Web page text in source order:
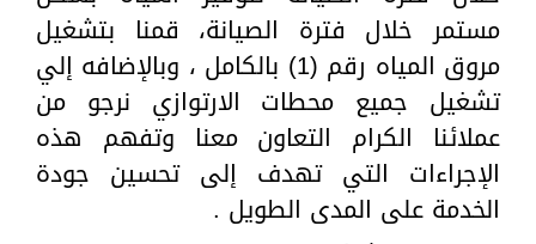
مستمر خلال فترة الصيانة، قمنا بتشغيل
مروق المياه رقم (1) بالكامل ، وبالإضافه إلي
تشغيل جميع محطات الارتوازي نرجو من
عملائنا الكرام التعاون معنا وتفهم هذه
الإجراءات التي تهدف إلى تحسين جودة
الخدمة على المدى الطويل .